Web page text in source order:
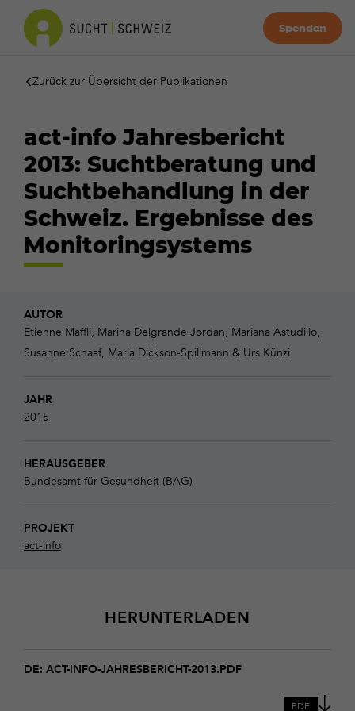
Spenden
Zurück zur Übersicht der Publikationen
act-info Jahresbericht
2013: Suchtberatung und
Suchtbehandlung in der
Schweiz. Ergebnisse des
Monitoringsystems
AUTOR
Etienne Maffli, Marina Delgrande Jordan, Mariana Astudillo,
Susanne Schaaf, Maria Dickson-Spillmann & Urs Künzi
JAHR
2015
HERAUSGEBER
Bundesamt für Gesundheit (BAG)
PROJEKT
act-info
HERUNTERLADEN
DE: ACT-INFO-JAHRESBERICHT-2013.PDF
act-
PDF